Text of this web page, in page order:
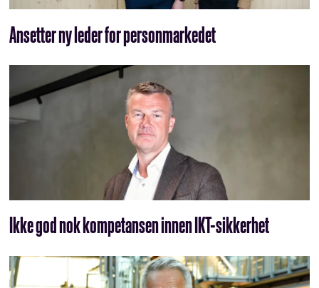
Ansetter ny leder for personmarkedet
Ikke god nok kompetansen innen IKT-sikkerhet